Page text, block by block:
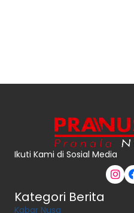
Ikuti Kami di Sosial Media
Kategori Berita
Kabar Nusa